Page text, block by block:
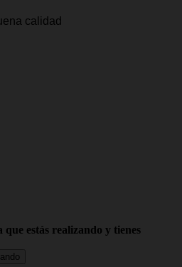
estás realizando y tienes